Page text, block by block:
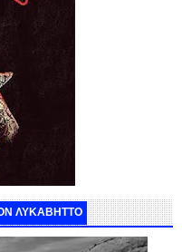
ΛΥΚΑΒΗΤΤΟ